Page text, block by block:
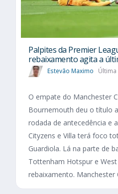
Palpites da Premier
rebaixamento agita a
Estevão Maximo
O empate do Manchester
Bournemouth deu o título
rodada de antecedência e
Cityzens e Villa terá foco
Guardiola. Lá na parte de
Tottenham Hotspur e
rebaixamento. Manchester